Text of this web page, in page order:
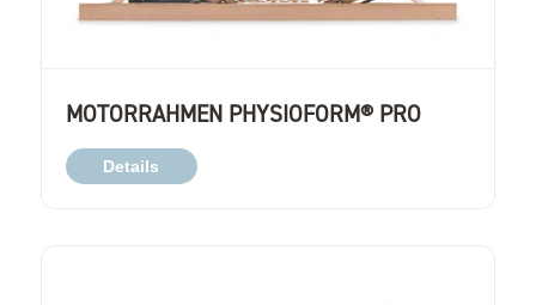
MOTORRAHMEN PHYSIOFORM® PRO
Details